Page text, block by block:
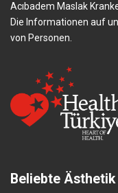
Acıbadem Maslak
Die Informationen auf
von Personen.
Beliebte Ästhetik